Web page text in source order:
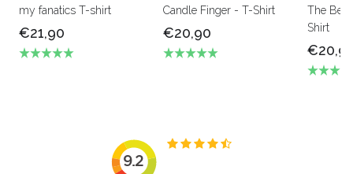
my fanatics T-shirt
€21,90
Candle Finger - T-Shirt
€20,90
The
Shirt